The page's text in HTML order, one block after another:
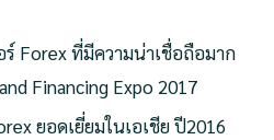
ร์ Forex ที่มีความน่าเชื่อถือมาก
Financing Expo 2017
ยอดเยี่ยมในเอเชีย ปี2016